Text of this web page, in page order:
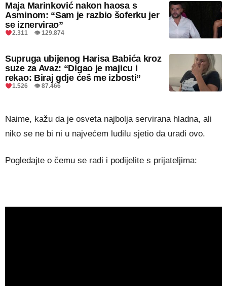
Maja Marinković nakon haosa s
Asminom: “Sam je razbio šoferku jer
se iznervirao”
2.311 👁 129.874
Supruga ubijenog Harisa Babića kroz
suze za Avaz: “Digao je majicu i
rekao: Biraj gdje ćeš me izbosti”
1.526 👁 87.466
Naime, kažu da je osveta najbolja servirana hladna, ali
niko se ne bi ni u najvećem ludilu sjetio da uradi ovo.
Pogledajte o čemu se radi i podijelite s prijateljima: